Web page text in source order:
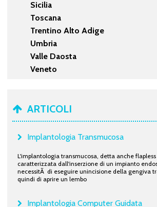
Sicilia
Toscana
Trentino Alto Adige
Umbria
Valle Daosta
Veneto
ARTICOLI
Implantologia Transmucosa
L'implantologia transmucosa, detta anche flapless
caratterizzata dall'inserzione di un impianto
necessitÃ di eseguire unincisione della gengiva
quindi di aprire un lembo
Implantologia Computer Guidata